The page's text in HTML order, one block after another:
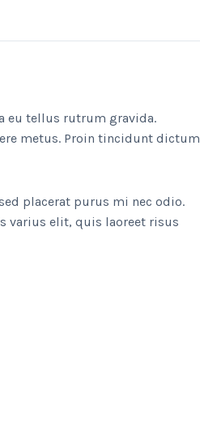
eu tellus rutrum gravida.
metus. Proin tincidunt dictum
placerat purus mi nec odio.
varius elit, quis laoreet risus